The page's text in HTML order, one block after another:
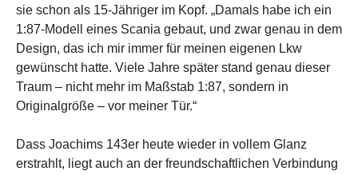
sie schon als 15-Jähriger im Kopf. „Damals habe ich ein
1:87-Modell eines Scania gebaut, und zwar genau in dem
Design, das ich mir immer für meinen eigenen Lkw
gewünscht hatte. Viele Jahre später stand genau dieser
Traum – nicht mehr im Maßstab 1:87, sondern in
Originalgröße – vor meiner Tür.“
Dass Joachims 143er heute wieder in vollem Glanz
erstrahlt, liegt auch an der freundschaftlichen Verbindung